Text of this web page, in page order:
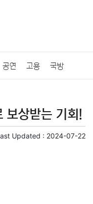
공연 고용 국방
암호화폐 블록체인
보상받는 기회!
Updated : 2024-07-22